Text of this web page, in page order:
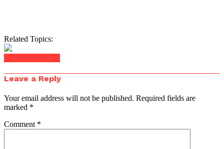
Related Topics:
Leave a Reply
Your email address will not be published. Required fields are
marked *
Comment *